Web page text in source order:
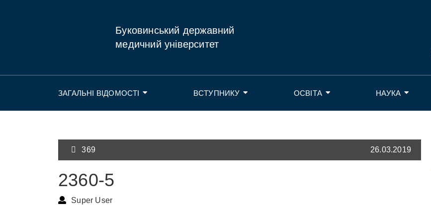
Буковинський державний
медичний університет
ЗАГАЛЬНІ ВІДОМОСТІ ВСТУПНИКУ ОСВІТА НАУКА
369 26.03.2019
2360-5
Super User